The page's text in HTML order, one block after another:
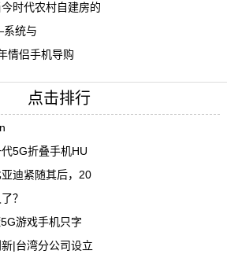
时代农村自建房的
统与
情侣手机导购
点击排行
5G折叠手机HU
迪紧随其后，20
？
游戏手机只字
|台湾分公司设立